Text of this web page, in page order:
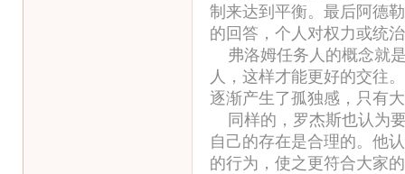
制来达到平衡。最后阿德
的回答，个人对权力或统
弗洛姆任务人的概念就
人，这样才能更好的交往
逐渐产生了孤独感，只有
同样的，罗杰斯也认为
自己的存在是合理的。他
的行为，使之更符合大家